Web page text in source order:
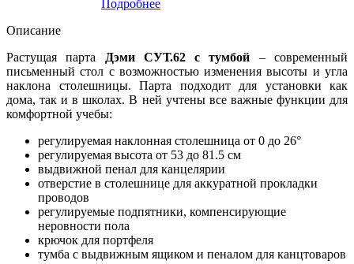
Подробнее
Описание
Растущая парта
Дэми СУТ.62 с тумбой – современный
письменный стол с возможностью изменения высоты и угла
наклона столешницы. Парта подходит для установки как
дома, так и в школах. В ней учтены все важные функции для
комфортной учебы:
регулируемая наклонная столешница от 0 до 26°
регулируемая высота от 53 до 81.5 см
выдвижной пенал для канцелярии
отверстие в столешнице для аккуратной прокладки
проводов
регулируемые подпятники, компенсирующие
неровности пола
крючок для портфеля
тумба с выдвижным ящиком и пеналом для канцтоваров